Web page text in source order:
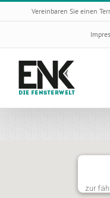
Skip
Vereinbaren Sie einen
zur